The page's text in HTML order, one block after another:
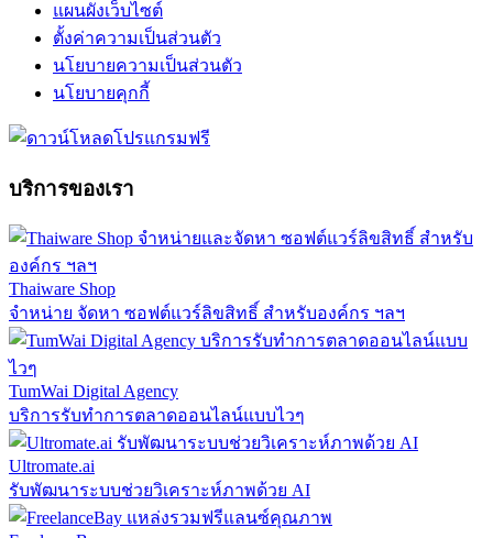
แผนผังเว็บไซต์
ตั้งค่าความเป็นส่วนตัว
นโยบายความเป็นส่วนตัว
นโยบายคุกกี้
บริการของเรา
Thaiware Shop
จำหน่าย จัดหา ซอฟต์แวร์ลิขสิทธิ์ สำหรับองค์กร ฯลฯ
TumWai Digital Agency
บริการรับทำการตลาดออนไลน์แบบไวๆ
Ultromate.ai
รับพัฒนาระบบช่วยวิเคราะห์ภาพด้วย AI